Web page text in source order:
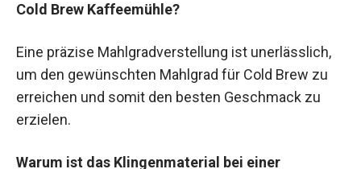
Cold Brew Kaffeemühle?
Eine präzise Mahlgradverstellung ist unerlässlich,
um den gewünschten Mahlgrad für Cold Brew zu
erreichen und somit den besten Geschmack zu
erzielen.
Warum ist das Klingenmaterial bei einer